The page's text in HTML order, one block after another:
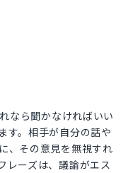
なら聞かなければいい
す。相手が自分の話や
、その意見を無視すれ
レーズは、議論がエス